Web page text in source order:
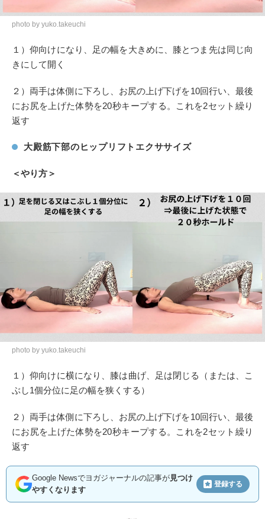
photo by yuko.takeuchi
１）仰向けになり、足の幅を大きめに、膝とつま先は同じ向
きにして開く
２）両手は体側に下ろし、お尻の上げ下げを10回行い、最後
にお尻を上げた体勢を20秒キープする。これを2セット繰り
返す
大殿筋下部のヒップリフトエクササイズ
＜やり方＞
photo by yuko.takeuchi
１）仰向けに横になり、膝は曲げ、足は閉じる（または、こ
ぶし1個分位に足の幅を狭くする）
２）両手は体側に下ろし、お尻の上げ下げを10回行い、最後
にお尻を上げた体勢を20秒キープする。これを2セット繰り
返す
Google Newsでヨガジャーナルの記事が見つけ
やすくなります
登録する